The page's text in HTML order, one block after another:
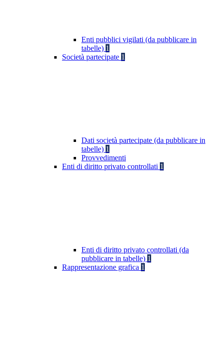
Enti pubblici vigilati (da pubblicare in
tabelle) 1
Società partecipate 1
Dati società partecipate (da pubblicare in
tabelle) 1
Provvedimenti
Enti di diritto privato controllati 1
Enti di diritto privato controllati (da
pubblicare in tabelle) 1
Rappresentazione grafica 1